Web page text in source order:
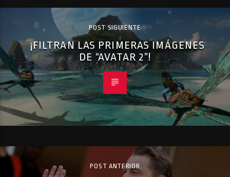
POST SIGUIENTE
¡FILTRAN LAS PRIMERAS IMÁGENES
DE “AVATAR 2”!
POST ANTERIOR